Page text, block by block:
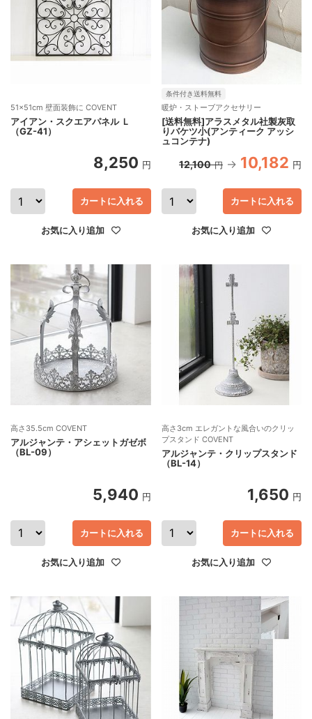
51×51cm 壁面装飾に COVENT
アイアン・スクエアパネル Ｌ
（GZ-41）
8,250 円
カートに入れる
お気に入り追加
条件付き送料無料
暖炉・ストーブアクセサリー
[送料無料]アラスメタル社製灰取
りバケツ小(アンティーク アッシ
ュコンテナ)
12,100 円 10,182 円
カートに入れる
お気に入り追加
高さ35.5cm COVENT
アルジャンテ・アシェットガゼボ
（BL-09）
5,940 円
カートに入れる
お気に入り追加
高さ3cm エレガントな風合いのクリッ
プスタンド COVENT
アルジャンテ・クリップスタンド
（BL-14）
1,650 円
カートに入れる
お気に入り追加